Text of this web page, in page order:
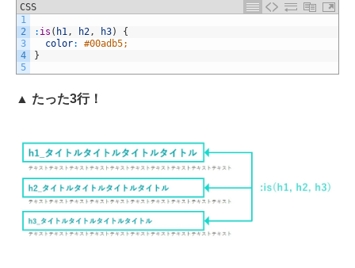
CSS
1
2
3
4
5
: is ( h1 , h2 , h3)
{
color:
#00adb5;
}
▲ たった3行！